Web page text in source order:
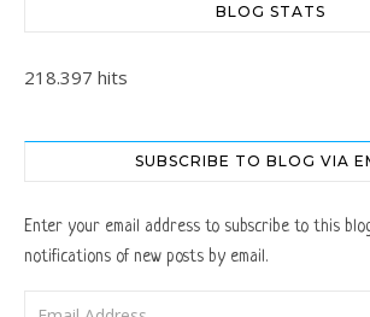
BLOG STATS
218.397 hits
SUBSCRIBE TO BLOG VIA
Enter your email address to subscribe to this
notifications of new posts by email.